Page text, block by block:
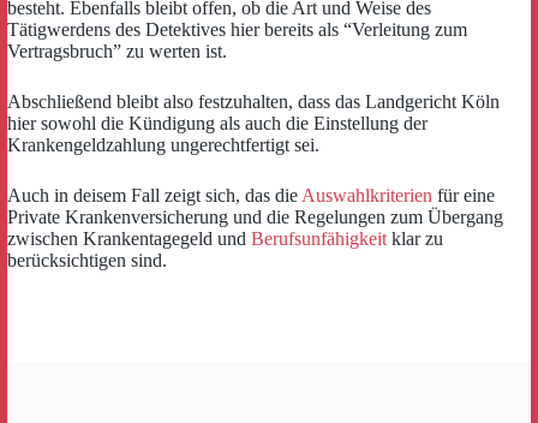
besteht. Ebenfalls bleibt offen, ob die Art und Weise des
Tätigwerdens des Detektives hier bereits als “Verleitung zum
Vertragsbruch” zu werten ist.
Abschließend bleibt also festzuhalten, dass das Landgericht Köln
hier sowohl die Kündigung als auch die Einstellung der
Krankengeldzahlung ungerechtfertigt sei.
Auch in deisem Fall zeigt sich, das die Auswahlkriterien für eine
Private Krankenversicherung und die Regelungen zum Übergang
zwischen Krankentagegeld und Berufsunfähigkeit klar zu
berücksichtigen sind.